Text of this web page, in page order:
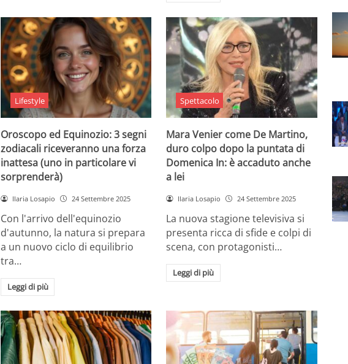
Lifestyle
Oroscopo ed Equinozio: 3 segni
zodiacali riceveranno una forza
inattesa (uno in particolare vi
sorprenderà)
Ilaria Losapio 24 Settembre 2025
Con l'arrivo dell'equinozio
d'autunno, la natura si prepara
a un nuovo ciclo di equilibrio
tra…
Leggi di più
Spettacolo
Mara Venier come De Martino,
duro colpo dopo la puntata di
Domenica In: è accaduto anche
a lei
Ilaria Losapio 24 Settembre 2025
La nuova stagione televisiva si
presenta ricca di sfide e colpi di
scena, con protagonisti…
Leggi di più